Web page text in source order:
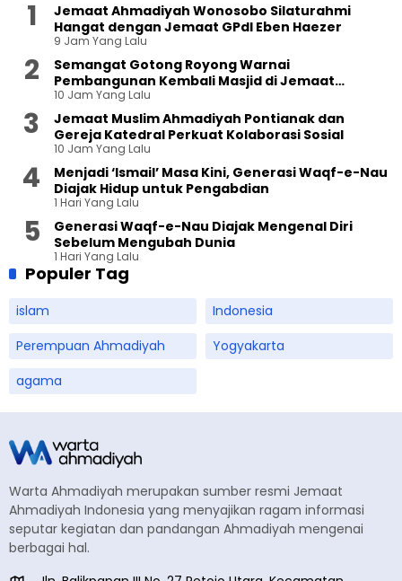
Jemaat Ahmadiyah Wonosobo Silaturahmi
Hangat dengan Jemaat GPdI Eben Haezer
9 Jam Yang Lalu
Semangat Gotong Royong Warnai
Pembangunan Kembali Masjid di Jemaat
Ahmadiyah Sukapura
10 Jam Yang Lalu
Jemaat Muslim Ahmadiyah Pontianak dan
Gereja Katedral Perkuat Kolaborasi Sosial
10 Jam Yang Lalu
Menjadi ‘Ismail’ Masa Kini, Generasi Waqf-e-Nau
Diajak Hidup untuk Pengabdian
1 Hari Yang Lalu
Generasi Waqf-e-Nau Diajak Mengenal Diri
Sebelum Mengubah Dunia
1 Hari Yang Lalu
Populer Tag
islam
Indonesia
Perempuan Ahmadiyah
Yogyakarta
agama
Warta Ahmadiyah merupakan sumber resmi Jemaat
Ahmadiyah Indonesia yang menyajikan ragam informasi
seputar kegiatan dan pandangan Ahmadiyah mengenai
berbagai hal.